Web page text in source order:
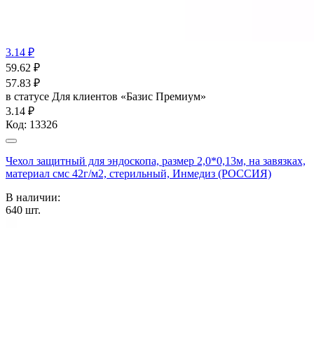
3.14 ₽
59.62 ₽
57.83 ₽
в статусе Для клиентов «Базис Премиум»
3.14 ₽
Код: 13326
Чехол защитный для эндоскопа, размер 2,0*0,13м, на завязках,
материал смс 42г/м2, стерильный, Инмедиз (РОССИЯ)
В наличии:
640 шт.